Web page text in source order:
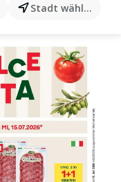
Produkten...
Stadt wählen